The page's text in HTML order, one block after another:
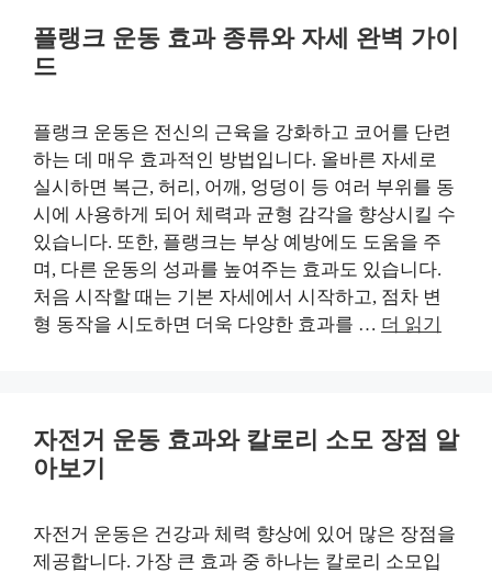
플랭크 운동 효과 종류와 자세 완벽 가이
드
플랭크 운동은 전신의 근육을 강화하고 코어를 단련
하는 데 매우 효과적인 방법입니다. 올바른 자세로
실시하면 복근, 허리, 어깨, 엉덩이 등 여러 부위를 동
시에 사용하게 되어 체력과 균형 감각을 향상시킬 수
있습니다. 또한, 플랭크는 부상 예방에도 도움을 주
며, 다른 운동의 성과를 높여주는 효과도 있습니다.
처음 시작할 때는 기본 자세에서 시작하고, 점차 변
형 동작을 시도하면 더욱 다양한 효과를 … 더 읽기
자전거 운동 효과와 칼로리 소모 장점 알
아보기
자전거 운동은 건강과 체력 향상에 있어 많은 장점을
제공합니다. 가장 큰 효과 중 하나는 칼로리 소모입